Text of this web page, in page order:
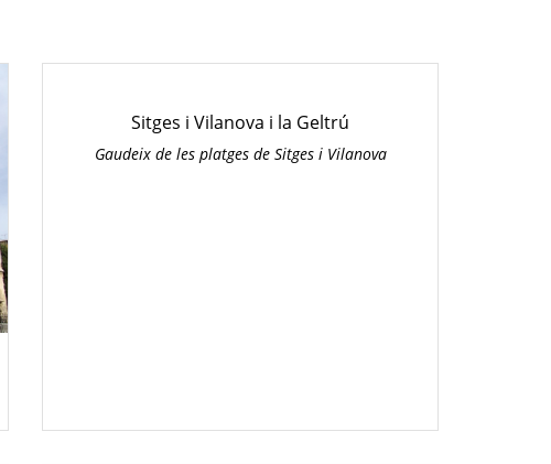
Sitges i Vilanova i la Geltrú
Gaudeix de les platges de Sitges i Vilanova